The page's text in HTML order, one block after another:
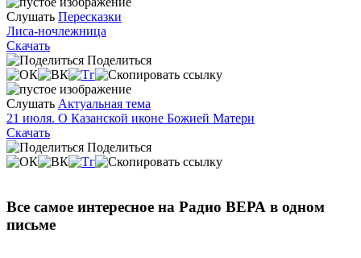
Слушать Пересказки
Лиса-ночлежница
Скачать
Поделиться
Слушать Актуальная тема
21 июля. О Казанской иконе Божией Матери
Скачать
Поделиться
Все самое интересное на Радио ВЕРА в одном
письме